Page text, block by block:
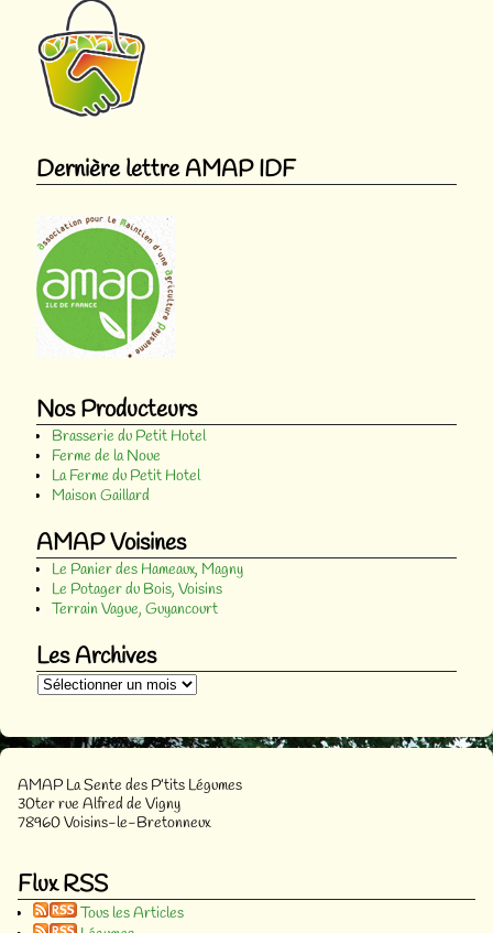
Dernière lettre AMAP IDF
Nos Producteurs
Brasserie du Petit Hotel
Ferme de la Noue
La Ferme du Petit Hotel
Maison Gaillard
AMAP Voisines
Le Panier des Hameaux, Magny
Le Potager du Bois, Voisins
Terrain Vague, Guyancourt
Les Archives
AMAP La Sente des P’tits Légumes
30ter rue Alfred de Vigny
78960 Voisins-le-Bretonneux
Flux RSS
Tous les Articles